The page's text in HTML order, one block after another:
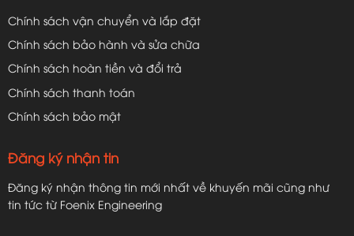
Chính sách vận chuyển và lắp đặt
Chính sách bảo hành và sửa chữa
Chính sách hoàn tiền và đổi trả
Chính sách thanh toán
Chính sách bảo mật
Đăng ký nhận tin
Đăng ký nhận thông tin mới nhất về khuyến mãi cũng như
tin tức từ Foenix Engineering